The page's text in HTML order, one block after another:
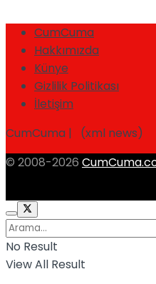
CumCuma
Hakkımızda
Künye
Gizlilik Politikası
İletişim
CumCuma | (xml news)
© 2008-2026
No Result
View All Result